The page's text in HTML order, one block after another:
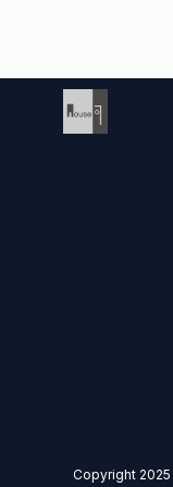
Copyright 2025